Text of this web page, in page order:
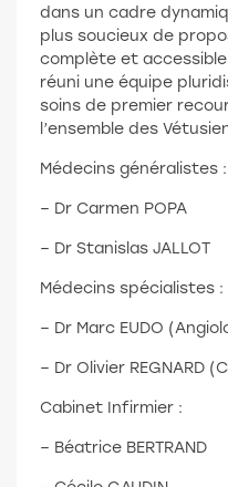
dans un cadre
plus soucieux de
complète et
réuni une équipe
soins de premier
l’ensemble des
Médecins généralistes :
– Dr Carmen POPA
– Dr Stanislas JALLOT
Médecins spécialistes :
– Dr Marc EUDO
– Dr Olivier REGNARD
Cabinet Infirmier :
– Béatrice BERTRAND